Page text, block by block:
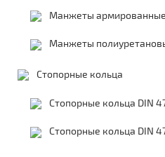
Манжеты
Манжеты
Стопорные кольца
Стопорные кольца DIN
Стопорные кольца DIN